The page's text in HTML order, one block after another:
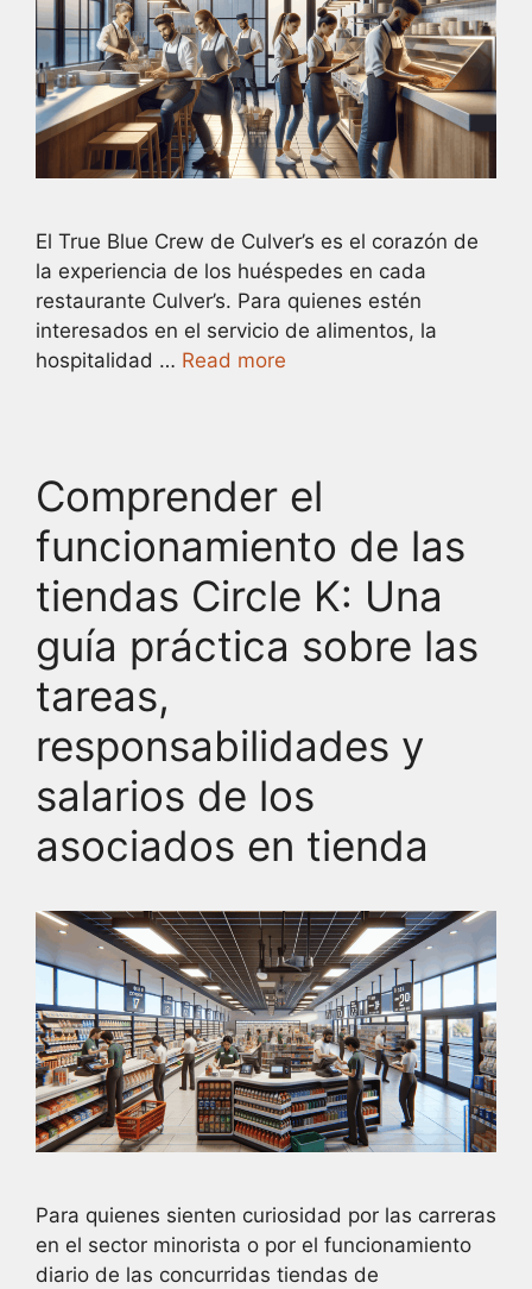
El True Blue Crew de Culver’s es el corazón de
la experiencia de los huéspedes en cada
restaurante Culver’s. Para quienes estén
interesados en el servicio de alimentos, la
hospitalidad … Read more
Comprender el
funcionamiento de las
tiendas Circle K: Una
guía práctica sobre las
tareas,
responsabilidades y
salarios de los
asociados en tienda
Para quienes sienten curiosidad por las carreras
en el sector minorista o por el funcionamiento
diario de las concurridas tiendas de